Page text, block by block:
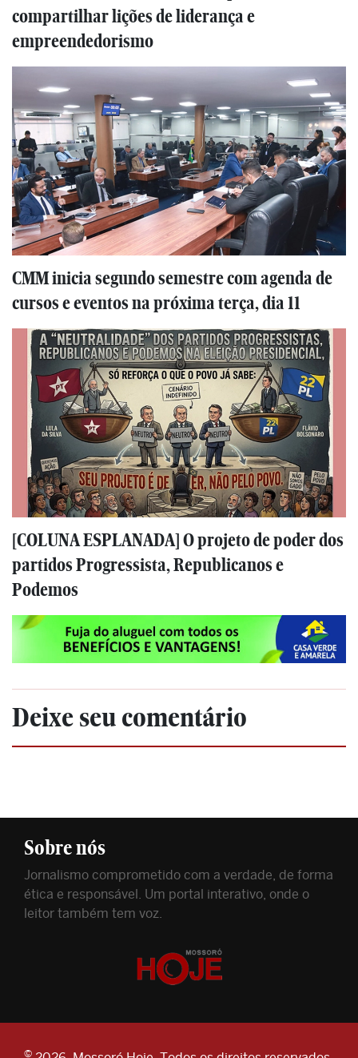
compartilhar lições de liderança e
empreendedorismo
CMM inicia segundo semestre com agenda de
cursos e eventos na próxima terça, dia 11
[COLUNA ESPLANADA] O projeto de poder dos
partidos Progressista, Republicanos e
Podemos
Deixe seu comentário
Sobre nós
Jornalismo comprometido com a verdade, de forma
ética e responsável. Um portal interativo, onde o
leitor também tem voz.
©